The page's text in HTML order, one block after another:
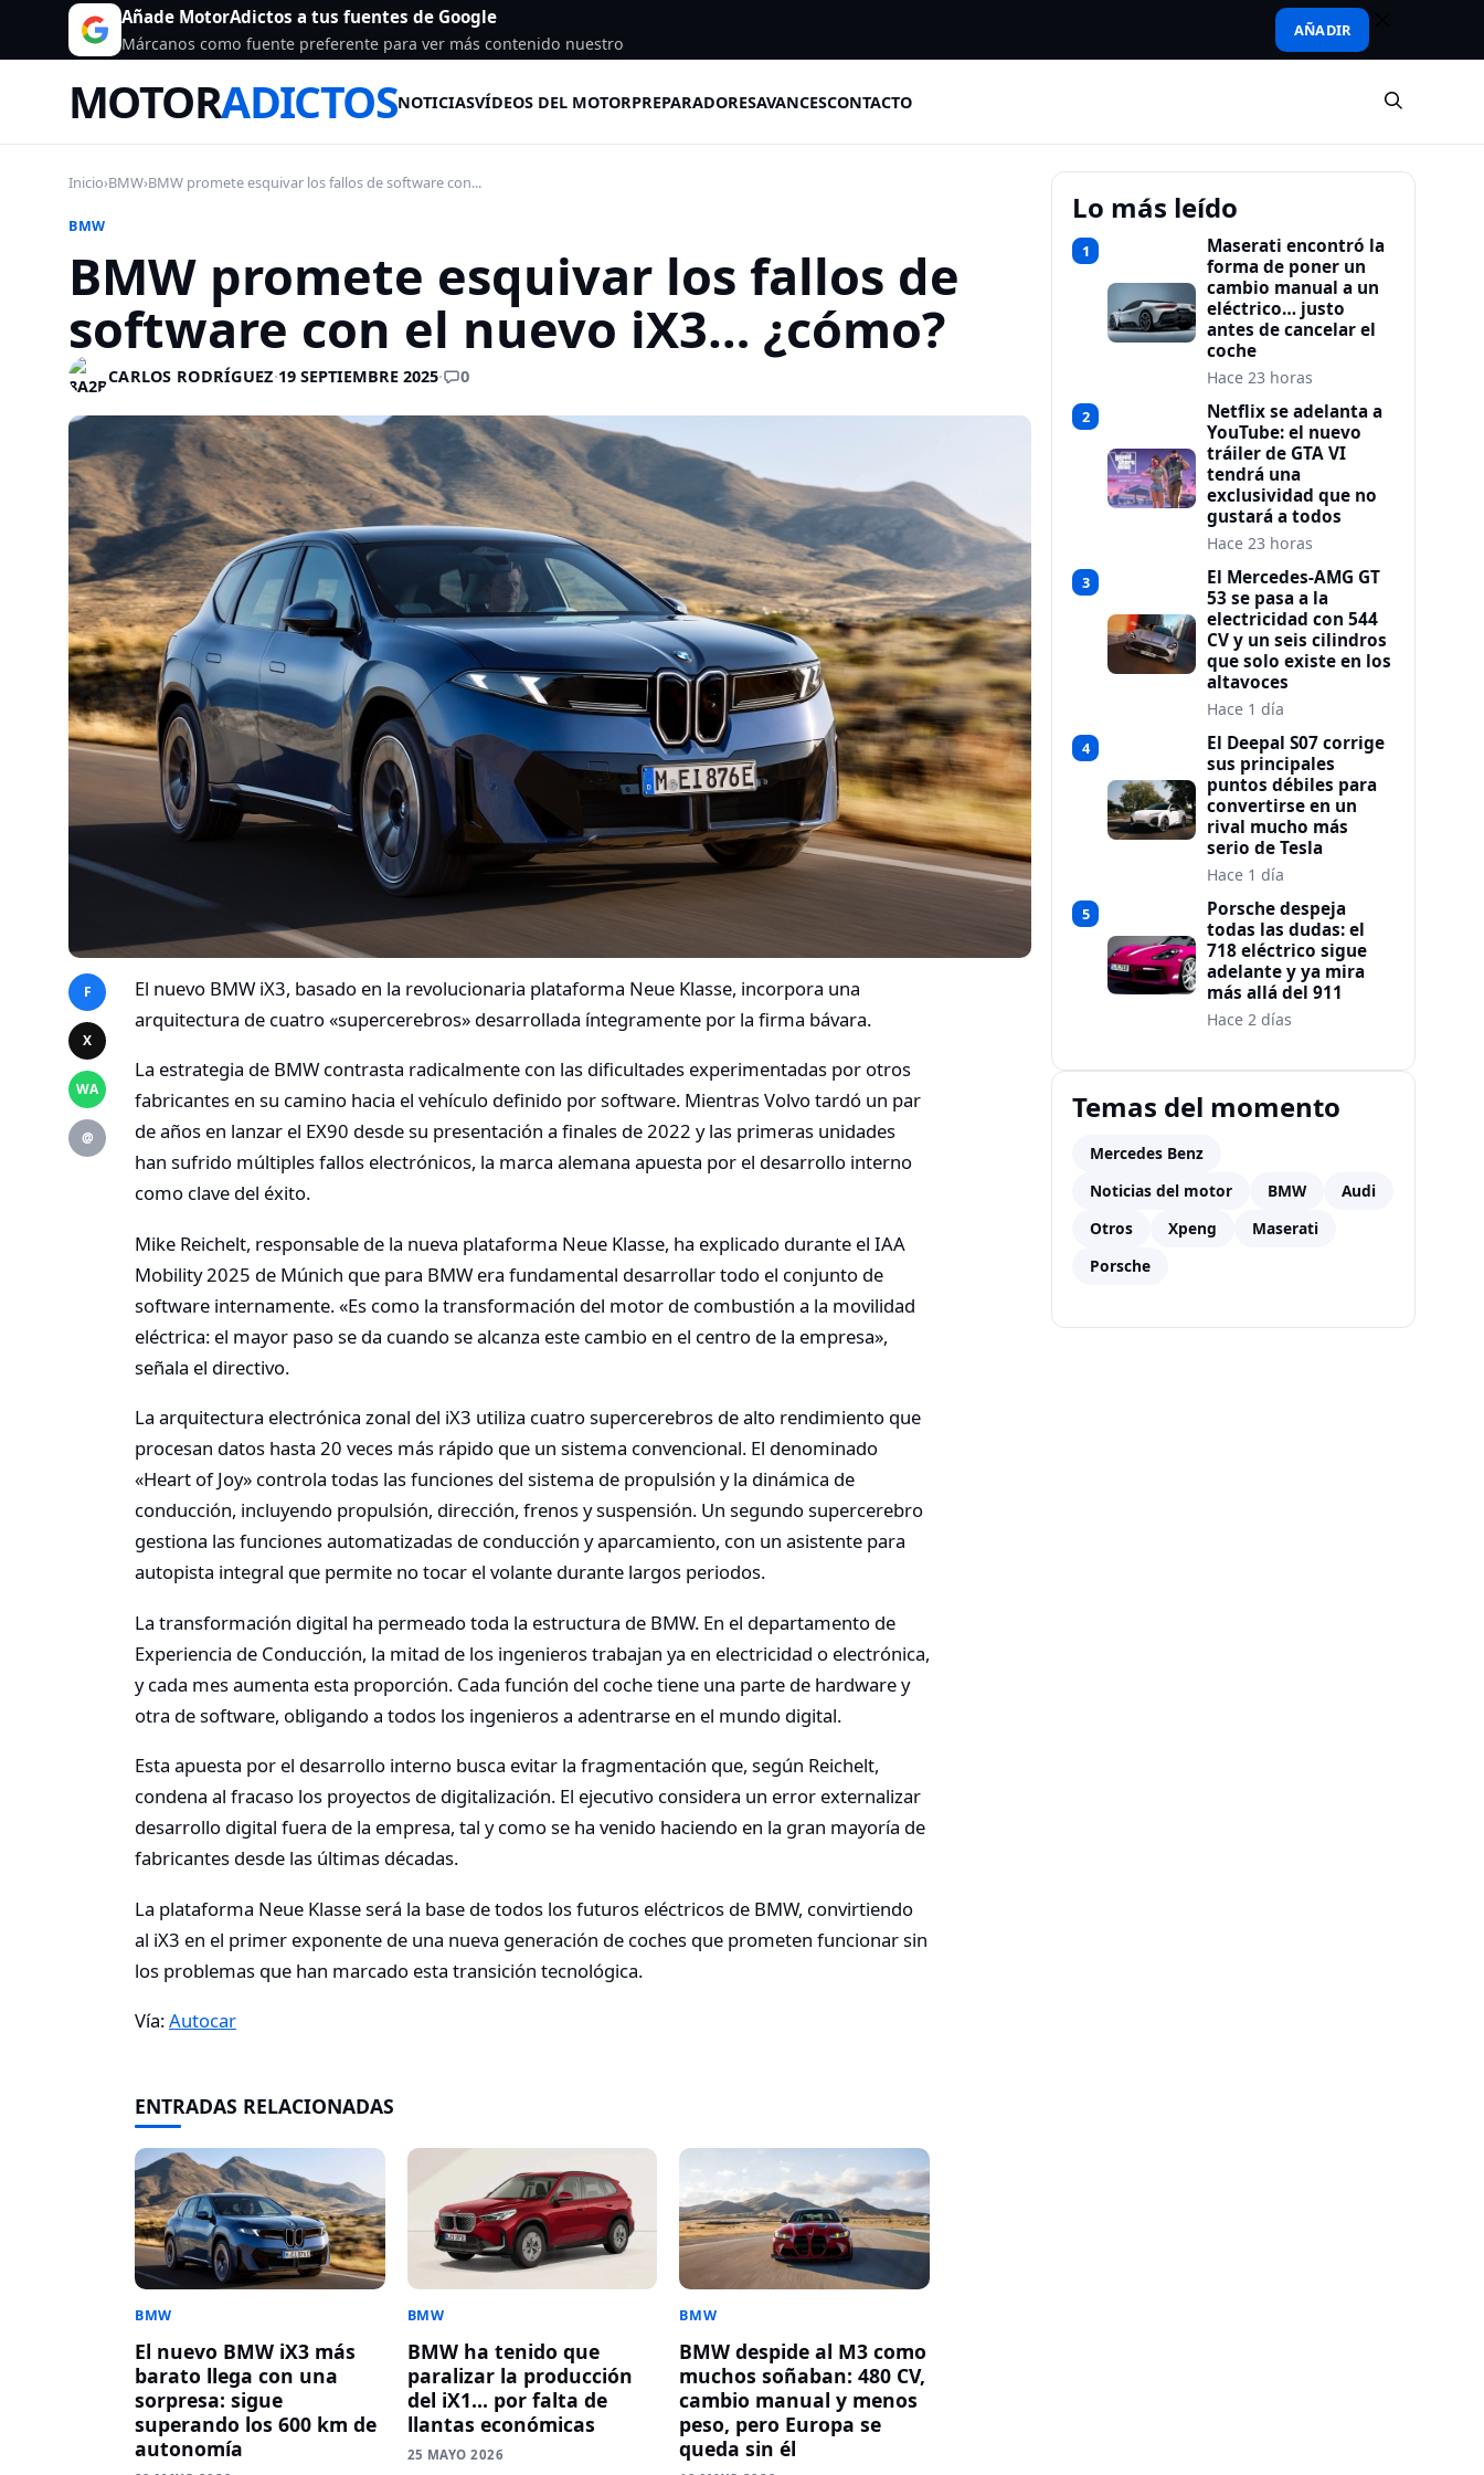
Añade MotorAdictos a tus fuentes de Google
Márcanos como fuente preferente para ver más contenido nuestro
AÑADIR
MOTORADICTOSNOTICIASVÍDEOS DEL MOTORPREPARADORESAVANCESCONTACTO
Inicio›BMW›BMW promete esquivar los fallos de software con...
BMW
BMW promete esquivar los fallos de
software con el nuevo iX3… ¿cómo?
CARLOS RODRÍGUEZ·19 SEPTIEMBRE 2025· 0
F
X
WA
@
El nuevo BMW iX3, basado en la revolucionaria plataforma Neue Klasse, incorpora una
arquitectura de cuatro «supercerebros» desarrollada íntegramente por la firma bávara.
La estrategia de BMW contrasta radicalmente con las dificultades experimentadas por otros
fabricantes en su camino hacia el vehículo definido por software. Mientras Volvo tardó un par
de años en lanzar el EX90 desde su presentación a finales de 2022 y las primeras unidades
han sufrido múltiples fallos electrónicos, la marca alemana apuesta por el desarrollo interno
como clave del éxito.
Mike Reichelt, responsable de la nueva plataforma Neue Klasse, ha explicado durante el IAA
Mobility 2025 de Múnich que para BMW era fundamental desarrollar todo el conjunto de
software internamente. «Es como la transformación del motor de combustión a la movilidad
eléctrica: el mayor paso se da cuando se alcanza este cambio en el centro de la empresa»,
señala el directivo.
La arquitectura electrónica zonal del iX3 utiliza cuatro supercerebros de alto rendimiento que
procesan datos hasta 20 veces más rápido que un sistema convencional. El denominado
«Heart of Joy» controla todas las funciones del sistema de propulsión y la dinámica de
conducción, incluyendo propulsión, dirección, frenos y suspensión. Un segundo supercerebro
gestiona las funciones automatizadas de conducción y aparcamiento, con un asistente para
autopista integral que permite no tocar el volante durante largos periodos.
La transformación digital ha permeado toda la estructura de BMW. En el departamento de
Experiencia de Conducción, la mitad de los ingenieros trabajan ya en electricidad o electrónica,
y cada mes aumenta esta proporción. Cada función del coche tiene una parte de hardware y
otra de software, obligando a todos los ingenieros a adentrarse en el mundo digital.
Esta apuesta por el desarrollo interno busca evitar la fragmentación que, según Reichelt,
condena al fracaso los proyectos de digitalización. El ejecutivo considera un error externalizar
desarrollo digital fuera de la empresa, tal y como se ha venido haciendo en la gran mayoría de
fabricantes desde las últimas décadas.
La plataforma Neue Klasse será la base de todos los futuros eléctricos de BMW, convirtiendo
al iX3 en el primer exponente de una nueva generación de coches que prometen funcionar sin
los problemas que han marcado esta transición tecnológica.
Vía:Autocar
ENTRADAS RELACIONADAS
BMW
El nuevo BMW iX3 más
barato llega con una
sorpresa: sigue
superando los 600 km de
autonomía
BMW
BMW ha tenido que
paralizar la producción
del iX1… por falta de
llantas económicas
25 MAYO 2026
BMW
BMW despide al M3 como
muchos soñaban: 480 CV,
cambio manual y menos
peso, pero Europa se
queda sin él
Lo más leído
1
Maserati encontró la
forma de poner un
cambio manual a un
eléctrico… justo
antes de cancelar el
coche
Hace 23 horas
2
Netflix se adelanta a
YouTube: el nuevo
tráiler de GTA VI
tendrá una
exclusividad que no
gustará a todos
Hace 23 horas
3
El Mercedes-AMG GT
53 se pasa a la
electricidad con 544
CV y un seis cilindros
que solo existe en los
altavoces
Hace 1 día
4
El Deepal S07 corrige
sus principales
puntos débiles para
convertirse en un
rival mucho más
serio de Tesla
Hace 1 día
5
Porsche despeja
todas las dudas: el
718 eléctrico sigue
adelante y ya mira
más allá del 911
Hace 2 días
Temas del momento
Mercedes Benz
Noticias del motor
BMW
Audi
Otros
Xpeng
Maserati
Porsche